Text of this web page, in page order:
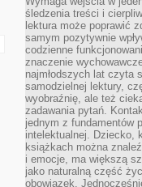
śledzenia treści i
lektura może poprawić
samym pozytywnie
codzienne
znaczenie
najmłodszych lat czyta
samodzielnej lektury,
wyobraźnię, ale też
zadawania pytań.
jednym z fundamentów
intelektualnej. Dziecko,
książkach można
i emocje, ma większą
jako naturalną część
obowiązek.